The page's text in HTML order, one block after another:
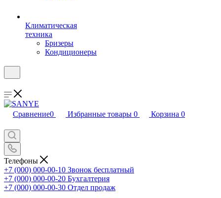
Климатическая
техника
Бризеры
Кондиционеры
Сравнение0 Избранные товары 0 Корзина 0
Телефоны
+7 (000) 000-00-10 Звонок бесплатный
+7 (000) 000-00-20 Бухгалтерия
+7 (000) 000-00-30 Отдел продаж